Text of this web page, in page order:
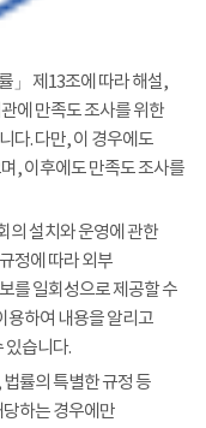
」 제13조에 따라 해설,
에 만족도 조사를 위한
다. 다만, 이 경우에도
, 이후에도 만족도 조사를
의 설치와 운영에 관한
정에 따라 외부
를 일회성으로 제공할 수
용하여 내용을 알리고
있습니다.
률의 특별한 규정 등
당하는 경우에만